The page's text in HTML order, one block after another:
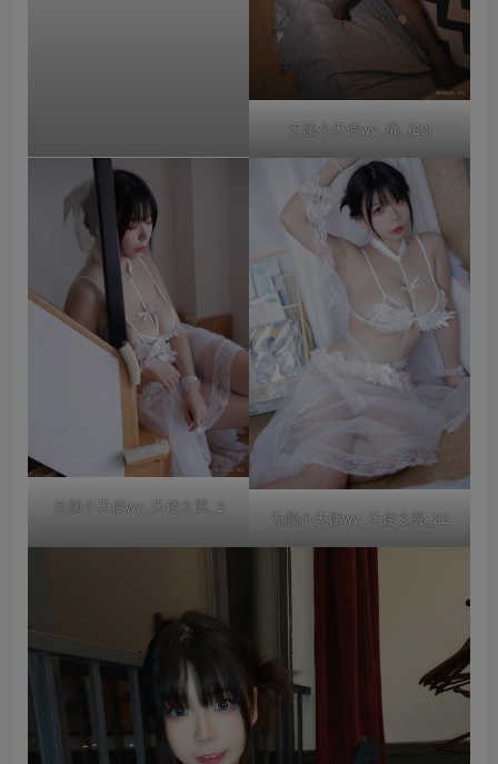
无颜小天使wy_绳_(20)
无颜小天使wy_天使之翼_2
无颜小天使wy_天使之翼_22